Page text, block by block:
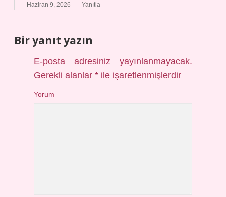
Haziran 9, 2026 Yanıtla
Bir yanıt yazın
E-posta adresiniz yayınlanmayacak.
Gerekli alanlar* ile işaretlenmişlerdir
Yorum